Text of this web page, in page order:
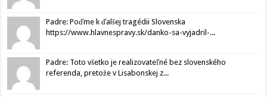
Padre: Poďme k ďalšej tragédii Slovenska
https://www.hlavnespravy.sk/danko-sa-vyjadril-...
Padre: Toto všetko je realizovateľné bez slovenského
referenda, pretože v Lisabonskej z...